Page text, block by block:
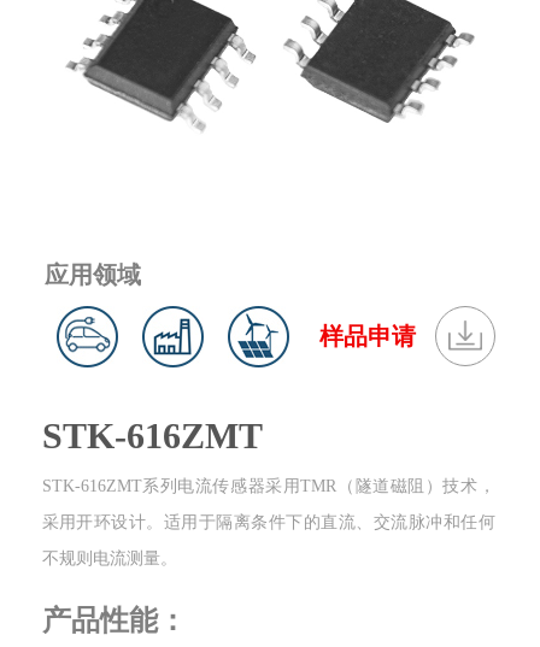
应用领域
样品申请
STK-616ZMT
STK-616ZMT系列电流传感器采用TMR（隧道磁阻）技术，
采用开环设计。适用于隔离条件下的直流、交流脉冲和任何
不规则电流测量。
产品性能：